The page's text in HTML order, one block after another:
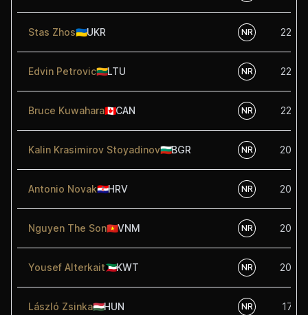
Stas Zhos🇺🇦UKR NR 22.50
Edvin Petrovic🇱🇹LTU NR 22.50
Bruce Kuwahara🇨🇦CAN NR 22.50
Kalin Krasimirov Stoyadinov🇧🇬BGR NR 20.00
Antonio Novak🇭🇷HRV NR 20.00
Nguyen The Son🇻🇳VNM NR 20.00
Yousef Alterkait🇰🇼KWT NR 20.00
László Zsinka🇭🇺HUN NR 17.50